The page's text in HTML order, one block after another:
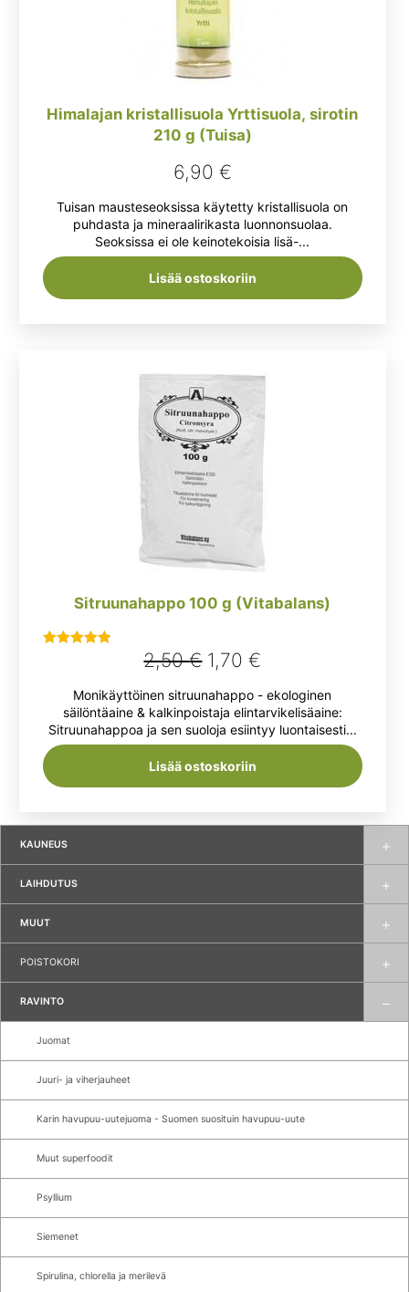
KAUNEUS
LAIHDUTUS
MUUT
POISTOKORI
RAVINTO
Juomat
Juuri- ja viherjauheet
Karin havupuu-uutejuoma - Suomen suosituin havupuu-uute
Muut superfoodit
Psyllium
Siemenet
Spirulina, chlorella ja merilevä
Himalajan kristallisuola Yrttisuola, sirotin
210 g (Tuisa)
6,90 €
Tuisan mausteseoksissa käytetty kristallisuola on
puhdasta ja mineraalirikasta luonnonsuolaa.
Seoksissa ei ole keinotekoisia lisä-...
Lisää ostoskoriin
Sitruunahappo 100 g (Vitabalans)
5.00/ 5
2,50€ Alkuperäinen
hinta
oli:
2,50 €.
1,70€
hinta
on:
1,70 €.
Monikäyttöinen sitruunahappo - ekologinen
säilöntäaine & kalkinpoistaja elintarvikelisäaine:
Sitruunahappoa ja sen suoloja esiintyy luontaisesti...
Lisää ostoskoriin